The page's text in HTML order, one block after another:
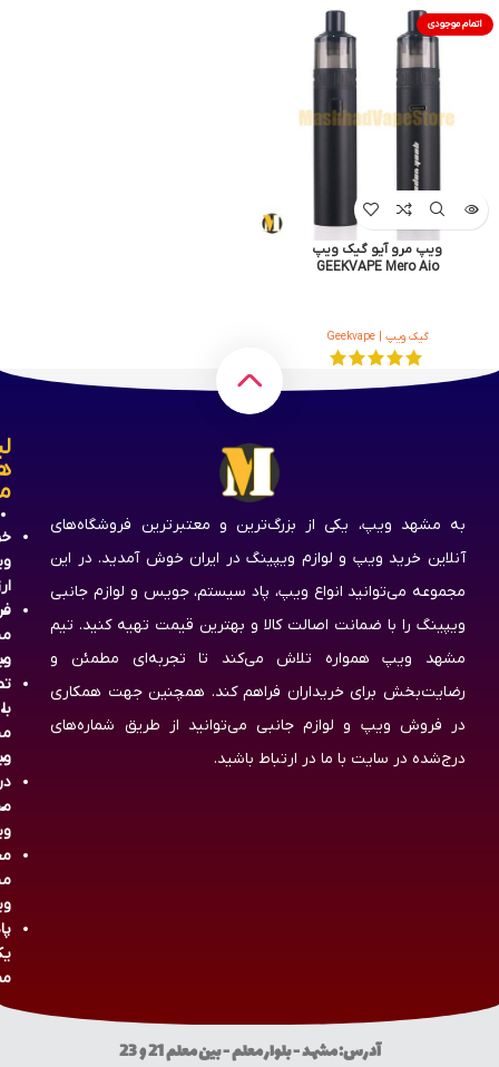
اتمام موجودی
ویپ مرو آیو گیک ویپ
GEEKVAPE Mero Aio
گیک ویپ | Geekvape
به مشهد ویپ، یکی از بزرگ‌ترین و معتبرترین فروشگاه‌های
آنلاین خرید ویپ و لوازم ویپینگ در ایران خوش آمدید. در این
مجموعه می‌توانید انواع ویپ، پاد سیستم، جویس و لوازم جانبی
ویپینگ را با ضمانت اصالت کالا و بهترین قیمت تهیه کنید. تیم
مشهد ویپ همواره تلاش می‌کند تا تجربه‌ای مطمئن و
رضایت‌بخش برای خریداران فراهم کند. همچنین جهت همکاری
در فروش ویپ و لوازم جانبی می‌توانید از طریق شماره‌های
درج‌شده در سایت با ما در ارتباط باشید.
با
آدرس: مشهد - بلوار معلم - بین معلم 21 و 23